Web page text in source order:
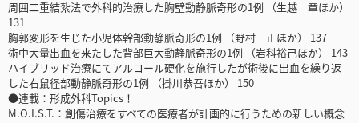
周囲二重結紮法で外科的治療した胸壁動静脈奇形の1例 （生越 章ほか）
131
胸郭変形を生じた小児体幹部動静脈奇形の1例 （野村 正ほか） 137
術中大量出血を来たした背部巨大動静脈奇形の1例 （岩科裕己ほか） 143
ハイブリッド治療にてアルコール硬化を施行したが術後に出血を繰り返
した右鼠径部動静脈奇形の1例 （掛川恭吾ほか） 150
●連載：形成外科Topics！
M.O.I.S.T.：創傷治療をすべての医療者が計画的に行うための新しい概念